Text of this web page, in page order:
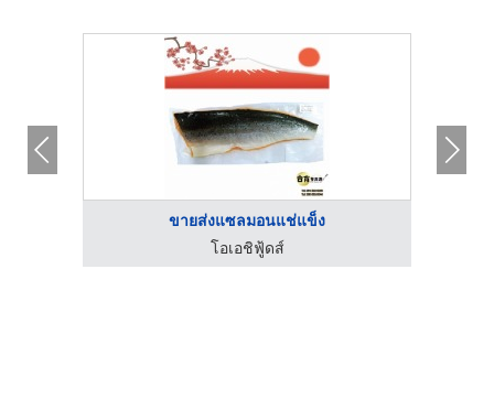
ขายส่งแซลมอนแช่แข็ง
โอเอชิฟู้ดส์